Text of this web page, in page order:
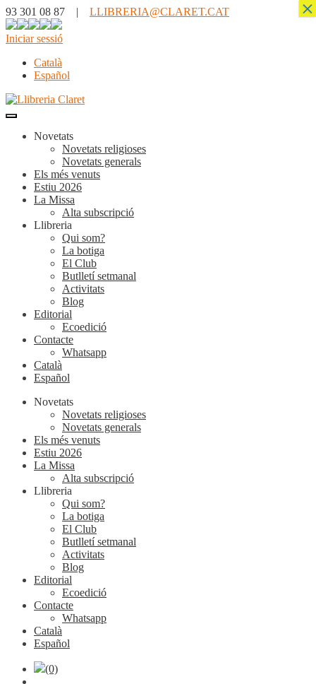
93 301 08 87 | LLIBRERIA@CLARET.CAT
Iniciar sessió
Català
Español
Novetats
Novetats religioses
Novetats generals
Els més venuts
Estiu 2026
La Missa
Alta subscripció
Llibreria
Qui som?
La botiga
El Club
Butlletí setmanal
Activitats
Blog
Editorial
Ecoedició
Contacte
Whatsapp
Català
Español
Novetats
Novetats religioses
Novetats generals
Els més venuts
Estiu 2026
La Missa
Alta subscripció
Llibreria
Qui som?
La botiga
El Club
Butlletí setmanal
Activitats
Blog
Editorial
Ecoedició
Contacte
Whatsapp
Català
Español
(0)
×